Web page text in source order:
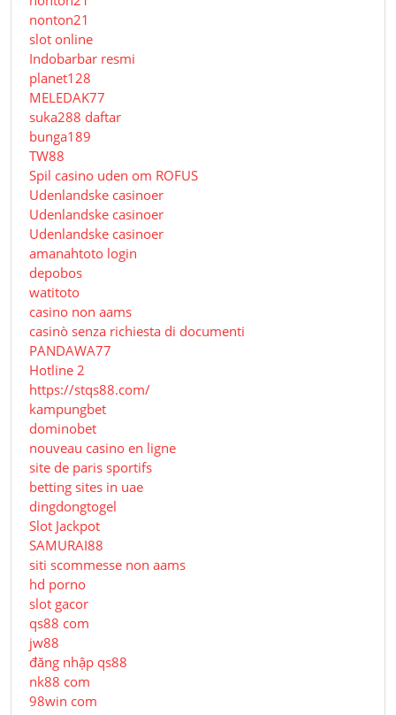
nonton21
slot online
Indobarbar resmi
planet128
MELEDAK77
suka288 daftar
bunga189
TW88
Spil casino uden om ROFUS
Udenlandske casinoer
Udenlandske casinoer
Udenlandske casinoer
amanahtoto login
depobos
watitoto
casino non aams
casinò senza richiesta di documenti
PANDAWA77
Hotline 2
https://stqs88.com/
kampungbet
dominobet
nouveau casino en ligne
site de paris sportifs
betting sites in uae
dingdongtogel
Slot Jackpot
SAMURAI88
siti scommesse non aams
hd porno
slot gacor
qs88 com
jw88
đăng nhập qs88
nk88 com
98win com